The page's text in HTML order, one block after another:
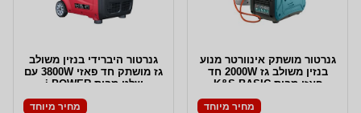
גנרטור מושתק אינוורטר מנוע
בנזין משולב גז 2000W חד
פאזי מבית K&S BASIC
מחיר מיוחד
גנרטור היברידי בנזין משולב
גז מושתק חד פאזי 3800W עם
שלט מבית i POWER
מחיר מיוחד